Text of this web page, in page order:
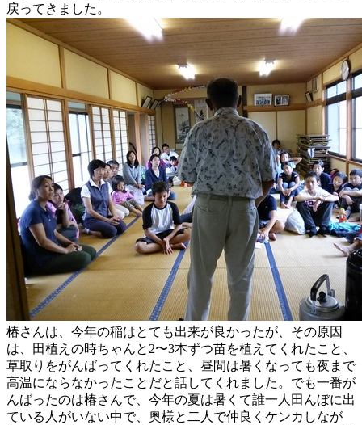
戻ってきました。
椿さんは、今年の稲はとても出来が良かったが、その原因
は、田植えの時ちゃんと2〜3本ずつ苗を植えてくれたこと、
草取りをがんばってくれたこと、昼間は暑くなっても夜まで
高温にならなかったことだと話してくれました。でも一番が
んばったのは椿さんで、今年の夏は暑くて誰一人田んぼに出
ている人がいない中で、奥様と二人で仲良くケンカしなが